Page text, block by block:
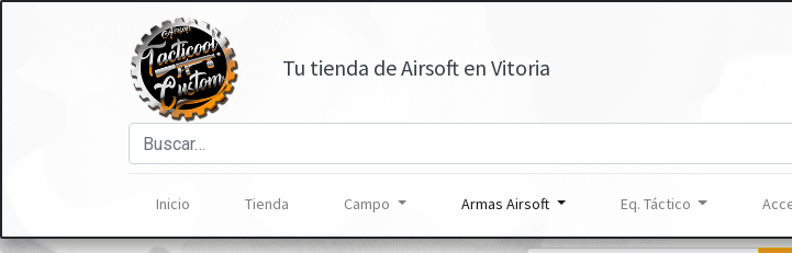
Tu tienda de Airsoft en Vitoria
Inicio Tienda Campo Armas Airsoft Eq. Táctico